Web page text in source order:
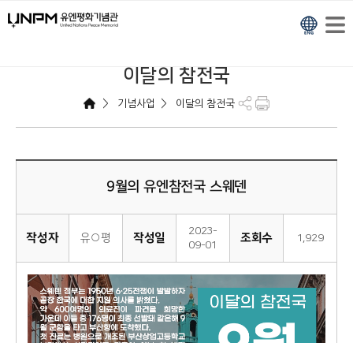
이달의 참전국
> 기념사업 > 이달의 참전국
9월의 유엔참전국 스웨덴
작성자 유○평 작성일
2023-
09-01
조회수 1,929